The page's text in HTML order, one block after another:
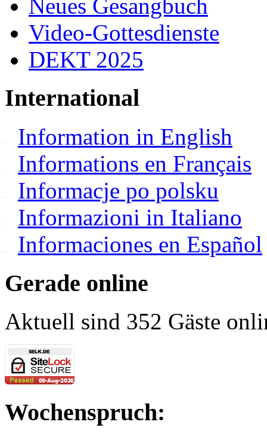
Neues Gesangbuch
Video-Gottesdienste
DEKT 2025
International
Information in English
Informations en Français
Informacje po polsku
Informazioni in Italiano
Informaciones en Español
Gerade online
Aktuell sind 352 Gäste
Wochenspruch: